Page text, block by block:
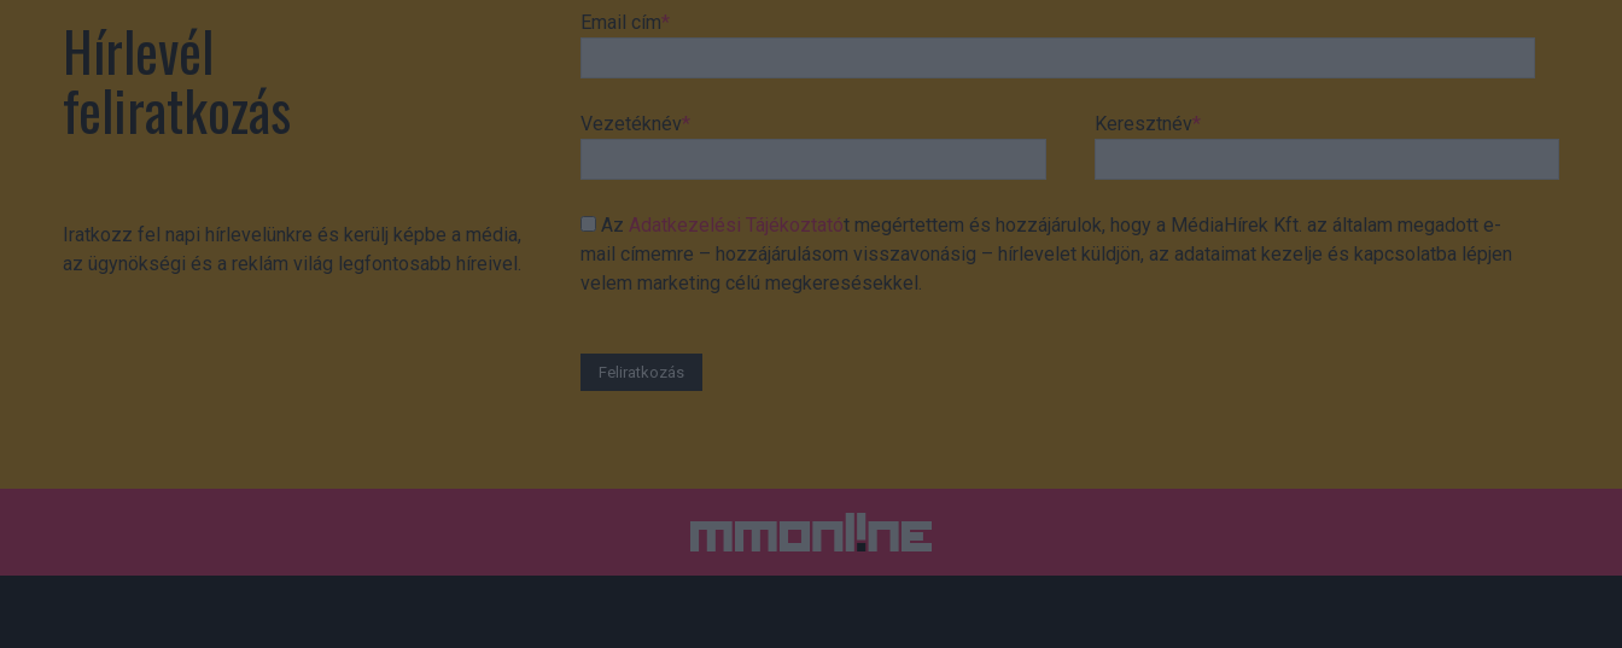
Hírlevél
feliratkozás
Iratkozz fel napi hírlevelünkre és kerülj képbe a média,
az ügynökségi és a reklám világ legfontosabb híreivel.
Email cím*
Vezetéknév* Keresztnév*
AzAdatkezelési Tájékoztatót megértettem és hozzájárulok, hogy a MédiaHírek Kft. az általam megadott e-
mail címemre – hozzájárulásom visszavonásig – hírlevelet küldjön, az adataimat kezelje és kapcsolatba lépjen
velem marketing célú megkeresésekkel.